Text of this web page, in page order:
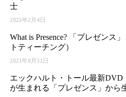
士
2022年2月4日
What is Presence? 「プレゼンス
トティーチング）
2021年8月31日
エックハルト・トール最新DVD
が生まれる「プレゼンス」から